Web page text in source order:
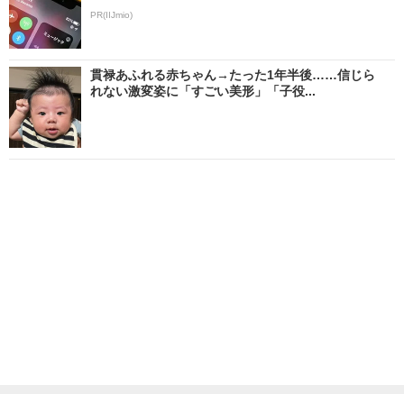
PR(IIJmio)
貫禄あふれる赤ちゃん→たった1年半後……信じら
れない激変姿に「すごい美形」「子役...